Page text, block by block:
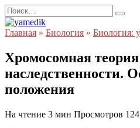
Перейти
к
содержанию
Search
for:
Главная » Биология » Биология:
Хромосомная теория
наследственности.
положения
На чтение 3 мин Просмотров 124